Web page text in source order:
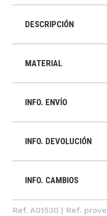
DESCRIPCIÓN
MATERIAL
INFO. ENVÍO
INFO. DEVOLUCIÓN
INFO. CAMBIOS
Ref. A01530 | Ref.